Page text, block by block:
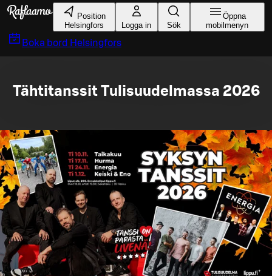
Gå till huvudinnehållet
Position
Helsingfors
Logga in Sök
Öppna
mobilmenyn
Boka bord Helsingfors
Tähtitanssit Tulisuudelmassa 2026